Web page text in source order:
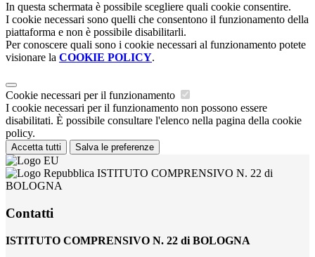
In questa schermata è possibile scegliere quali cookie consentire.
I cookie necessari sono quelli che consentono il funzionamento della
piattaforma e non è possibile disabilitarli.
Per conoscere quali sono i cookie necessari al funzionamento potete
visionare la COOKIE POLICY.
Cookie necessari per il funzionamento
I cookie necessari per il funzionamento non possono essere
disabilitati. È possibile consultare l'elenco nella pagina della cookie
policy.
Accetta tutti Salva le preferenze
ISTITUTO COMPRENSIVO N. 22 di
BOLOGNA
Contatti
ISTITUTO COMPRENSIVO N. 22 di BOLOGNA